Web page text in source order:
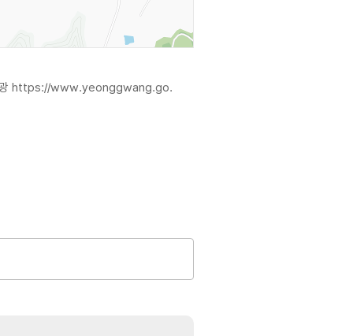
https://www.yeonggwang.go.